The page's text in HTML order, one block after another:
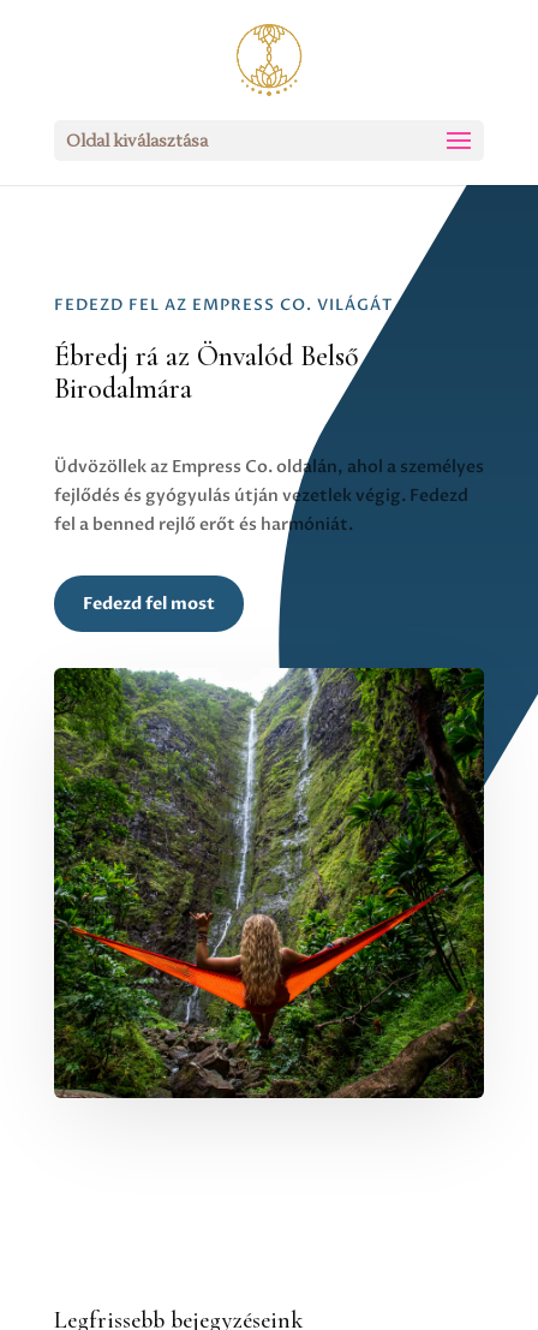
Oldal kiválasztása
FEDEZD FEL AZ EMPRESS CO. VILÁGÁT
Ébredj rá az Önvalód Belső
Birodalmára
Üdvözöllek az Empress Co. oldalán, ahol a személyes
fejlődés és gyógyulás útján vezetlek végig. Fedezd
fel a benned rejlő erőt és harmóniát.
Fedezd fel most
Legfrissebb bejegyzéseink